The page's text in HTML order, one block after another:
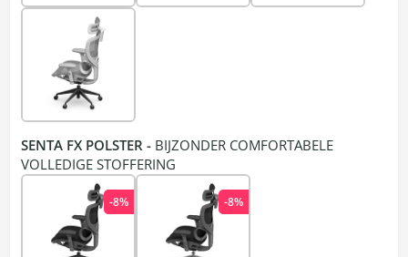
SENTA FX POLSTER - BIJZONDER COMFORTABELE
VOLLEDIGE STOFFERING
-8% -8%